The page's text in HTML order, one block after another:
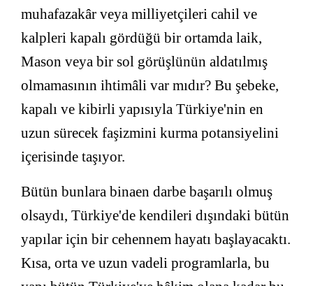
muhafazakâr veya milliyetçileri cahil ve
kalpleri kapalı gördüğü bir ortamda laik,
Mason veya bir sol görüşlünün aldatılmış
olmamasının ihtimâli var mıdır? Bu şebeke,
kapalı ve kibirli yapısıyla Türkiye'nin en
uzun sürecek faşizmini kurma potansiyelini
içerisinde taşıyor.
Bütün bunlara binaen darbe başarılı olmuş
olsaydı, Türkiye'de kendileri dışındaki bütün
yapılar için bir cehennem hayatı başlayacaktı.
Kısa, orta ve uzun vadeli programlarla, bu